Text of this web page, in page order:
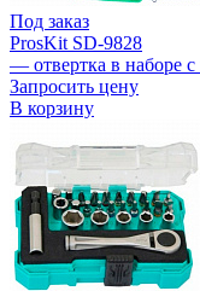
Под заказ
ProsKit SD-9828
— отвертка в наборе с
Запросить цену
В корзину